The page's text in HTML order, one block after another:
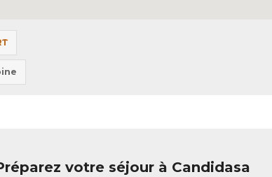
votre séjour à Candidasa